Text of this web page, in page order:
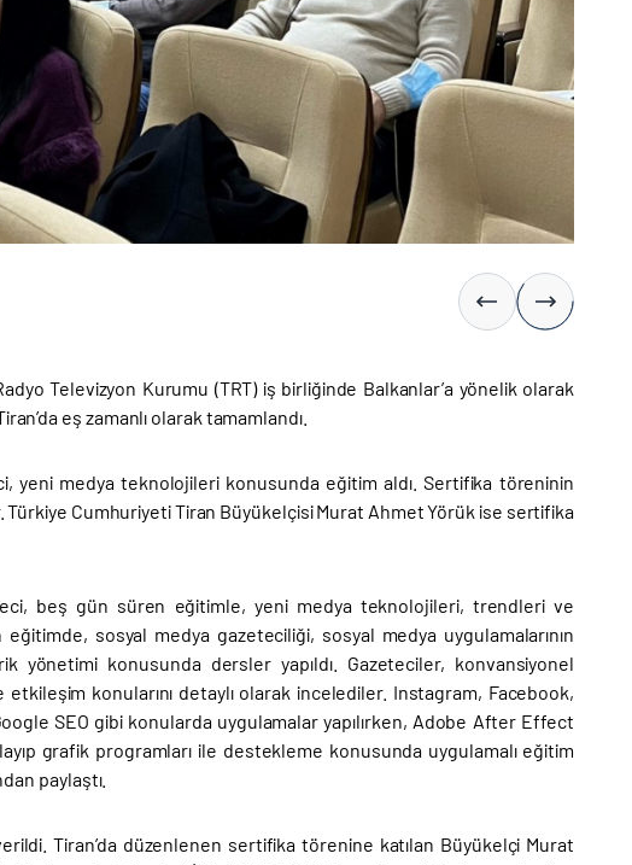
Televizyon Kurumu (TRT) iş birliğinde Balkanlar’a yönelik olarak
eş zamanlı olarak tamamlandı.
yeni medya teknolojileri konusunda eğitim aldı. Sertifika töreninin
Cumhuriyeti Tiran Büyükelçisi Murat Ahmet Yörük ise sertifika
beş gün süren eğitimle, yeni medya teknolojileri, trendleri ve
sosyal medya gazeteciliği, sosyal medya uygulamalarının
yönetimi konusunda dersler yapıldı. Gazeteciler, konvansiyonel
konularını detaylı olarak incelediler. Instagram, Facebook,
SEO gibi konularda uygulamalar yapılırken, Adobe After Effect
grafik programları ile destekleme konusunda uygulamalı eğitim
paylaştı.
Tiran’da düzenlenen sertifika törenine katılan Büyükelçi Murat